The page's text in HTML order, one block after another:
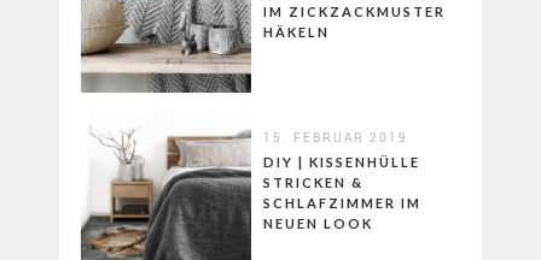
IM ZICKZACKMUSTER
HÄKELN
15. FEBRUAR 2019
DIY | KISSENHÜLLE
STRICKEN &
SCHLAFZIMMER IM
NEUEN LOOK